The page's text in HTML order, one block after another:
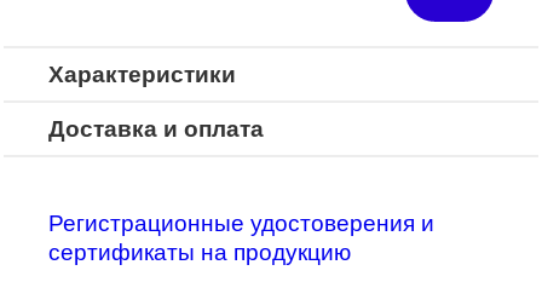
Характеристики
Доставка и оплата
Регистрационные удостоверения и
сертификаты на продукцию